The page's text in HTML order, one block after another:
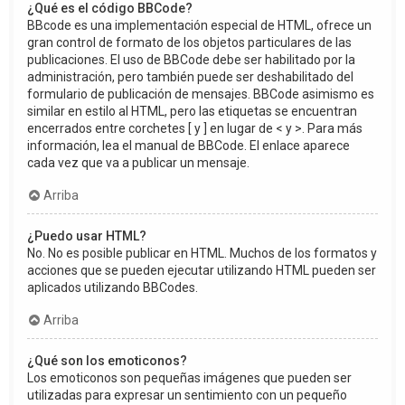
¿Qué es el código BBCode?
BBcode es una implementación especial de HTML, ofrece un
gran control de formato de los objetos particulares de las
publicaciones. El uso de BBCode debe ser habilitado por la
administración, pero también puede ser deshabilitado del
formulario de publicación de mensajes. BBCode asimismo es
similar en estilo al HTML, pero las etiquetas se encuentran
encerrados entre corchetes [ y ] en lugar de < y >. Para más
información, lea el manual de BBCode. El enlace aparece
cada vez que va a publicar un mensaje.
Arriba
¿Puedo usar HTML?
No. No es posible publicar en HTML. Muchos de los formatos y
acciones que se pueden ejecutar utilizando HTML pueden ser
aplicados utilizando BBCodes.
Arriba
¿Qué son los emoticonos?
Los emoticonos son pequeñas imágenes que pueden ser
utilizadas para expresar un sentimiento con un pequeño